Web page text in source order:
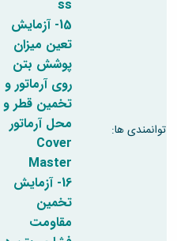
توانمندی ها:
ss
15- آزمایش
تعین میزان
پوشش بتن
روی آرماتور و
تخمین قطر و
محل آرماتور
Cover
Master
16- آزمایش
تخمین
مقاومت